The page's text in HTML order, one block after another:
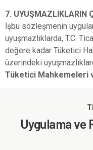
7. UYUŞMAZLIKLARIN
İşbu sözleşmenin
uyuşmazlıklarda, T.C.
değere kadar Tüketici
üzerindeki
Tüketici Mahkemeleri
Uygulama ve